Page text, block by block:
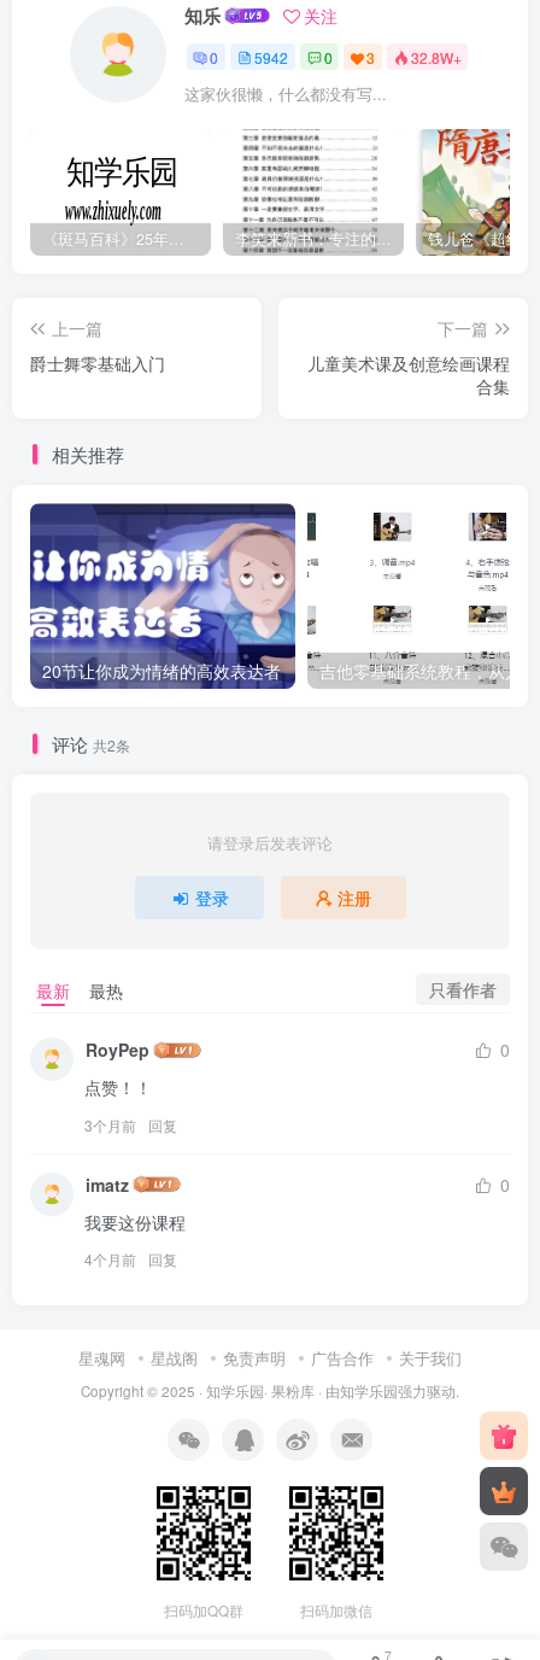
知乐 关注
0 5942 0 3 32.8W+
这家伙很懒，什么都没有写...
《斑马百科》25年最新30科全套高清视频 李笑来新书：专注的真相 [PDF]
上一篇
爵士舞零基础入门
下一篇
儿童美术课及创意绘画课程
合集
相关推荐
20节让你成为情绪的高效表达者
评论 共2条
请登录后发表评论
登录 注册
最新 最热 只看作者
RoyPep
0
点赞！！
3个月前 回复
imatz
0
我要这份课程
4个月前 回复
星魂网 星战阁 免责声明 广告合作 关于我们
Copyright © 2025 · 知学乐园· 果粉库 · 由知学乐园强力驱动.
扫码加QQ群 扫码加微信
7